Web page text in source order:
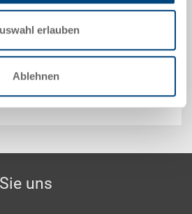
erlauben
Ablehnen
- Unser Spezialgebiet
uns